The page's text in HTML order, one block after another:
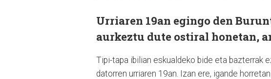
Urriaren 19an egingo den
aurkeztu dute ostiral honetan,
Tipi-tapa ibilian eskualdeko bide eta bazterrak
datorren urriaren 19an. Izan ere, igande